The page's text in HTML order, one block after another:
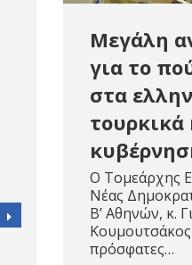
Μεγάλη
για το
στα
τουρκικά
Ο Τομεάρχης
Νέας
Β’ Αθηνών, κ.
Κουμουτσάκος
πρόσφατες…